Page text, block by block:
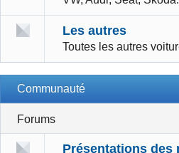
Les autres
Toutes les autres
Communauté
Forums
Présentations des